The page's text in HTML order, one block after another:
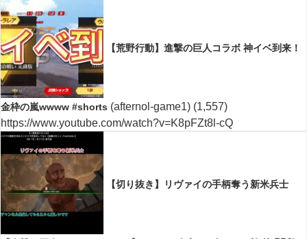
【荒野行動】進撃の巨人コラボ 神イベ到来！
金枠の嵐wwww #shorts (afternol-game1) (1,557)
https://www.youtube.com/watch?v=K8pFZt8l-cQ
【切り抜き】リヴァイの手柄奪う新米兵士